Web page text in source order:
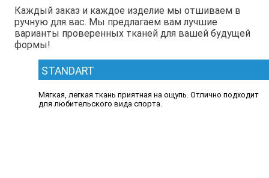
Каждый заказ и каждое изделие мы отшиваем в
ручную для вас. Мы предлагаем вам лучшие
варианты проверенных тканей для вашей будущей
формы!
STANDART
Мягкая, легкая ткань приятная на ощупь. Отлично подходит
для любительского вида спорта.